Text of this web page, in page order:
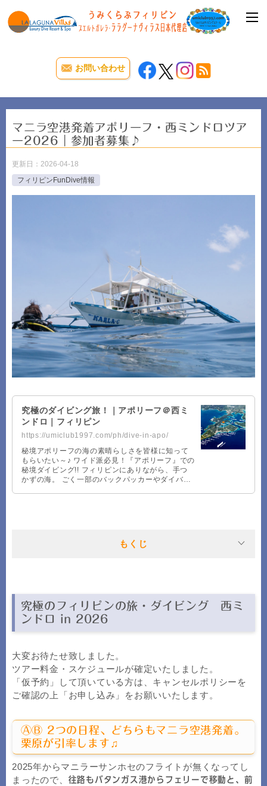
お問い合わせ
マニラ空港発着アポリーフ・西ミンドロツア
ー2026｜参加者募集♪
更新日： 2026-04-18
フィリピンFunDive情報
究極のダイビング旅！｜アポリーフ＠西ミ
ンドロ｜フィリピン
https://umiclub1997.com/ph/dive-in-apo/
秘境アポリーフの海の素晴らしさを皆様に知って
もらいたい～♪ ワイド派必見！『アポリーフ』での
秘境ダイビング!! フィリピンにありながら、手つ
かずの海。 ごく一部のバックパッカーやダイバー
もくじ
究極のフィリピンの旅・ダイビング 西ミ
ンドロ in 2026
大変お待たせ致しました。
ツアー料金・スケジュールが確定いたしました。
「仮予約」して頂いている方は、キャンセルポリシーを
ご確認の上「お申し込み」をお願いいたします。
ⒶⒷ 2つの日程、どちらもマニラ空港発着。
栗原が引率します♫
2025年からマニラーサンホセのフライトが無くなってし
まったので、 往路もバタンガス港からフェリーで移動と、前